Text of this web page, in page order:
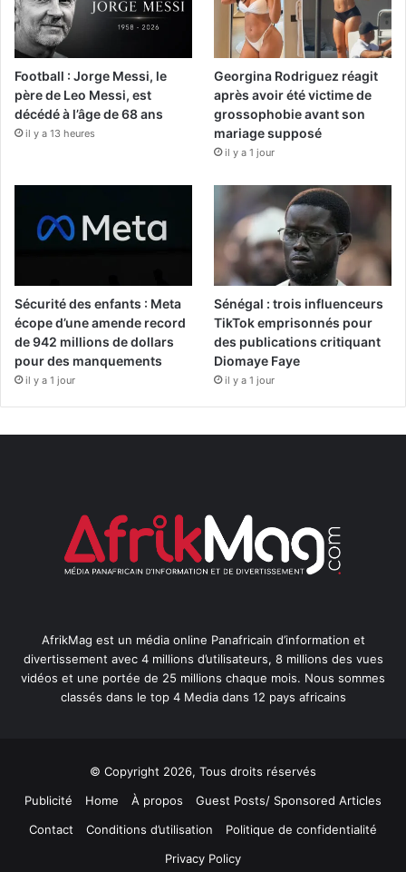
Football : Jorge Messi, le
père de Leo Messi, est
décédé à l’âge de 68 ans
il y a 13 heures
Georgina Rodriguez réagit
après avoir été victime de
grossophobie avant son
mariage supposé
il y a 1 jour
Sécurité des enfants : Meta
écope d’une amende record
de 942 millions de dollars
pour des manquements
il y a 1 jour
Sénégal : trois influenceurs
TikTok emprisonnés pour
des publications critiquant
Diomaye Faye
il y a 1 jour
AfrikMag est un média online Panafricain d’information et
divertissement avec 4 millions d’utilisateurs, 8 millions des vues
vidéos et une portée de 25 millions chaque mois. Nous sommes
classés dans le top 4 Media dans 12 pays africains
© Copyright 2026, Tous droits réservés
Publicité
Home À propos
Guest Posts/ Sponsored Articles
Contact
Conditions d’utilisation
Politique de confidentialité
Privacy Policy